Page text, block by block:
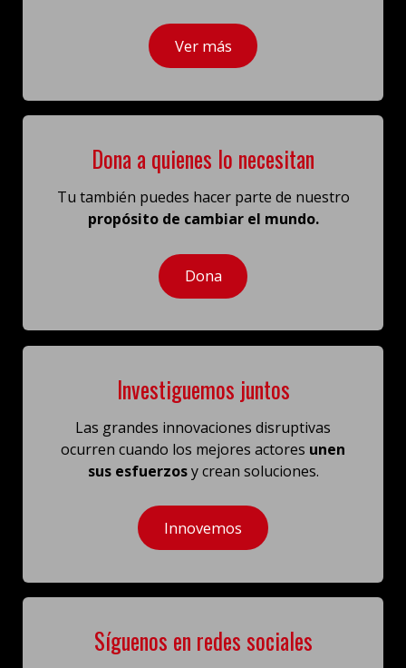
Ver más
Dona a quienes lo necesitan
Tu también puedes hacer parte de nuestro
propósito de cambiar el mundo.
Dona
Investiguemos juntos
Las grandes innovaciones disruptivas
ocurren cuando los mejores actores unen
sus esfuerzosy crean soluciones.
Innovemos
Síguenos en redes sociales